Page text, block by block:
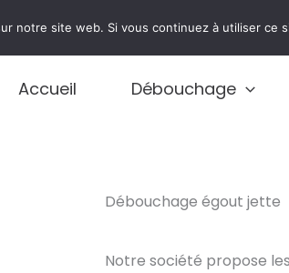
0474 77 77 01
Accueil Débouchage
Débouchage égout jette
Notre société propose
notre site web. Si vous continuez à utiliser ce